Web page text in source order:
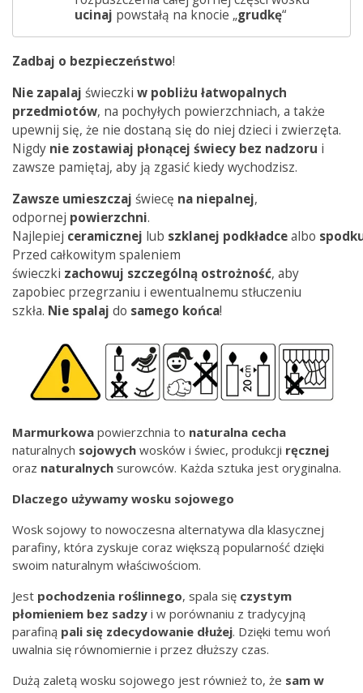
ucinaj powstałą na knocie „grudkę“
Zadbaj o bezpieczeństwo!
Nie zapalaj świeczki w pobliżu łatwopalnych
przedmiotów, na pochyłych powierzchniach, a także
upewnij się, że nie dostaną się do niej dzieci i zwierzęta.
Nigdy nie zostawiaj płonącej świecy bez nadzoru i
zawsze pamiętaj, aby ją zgasić kiedy wychodzisz.
Zawsze umieszczaj świecę na niepalnej,
odpornej powierzchni.
Najlepiej ceramicznej lub szklanej podkładcealbo
Przed całkowitym spaleniem
świeczki zachowuj szczególną ostrożność, aby
zapobiec przegrzaniu i ewentualnemu stłuczeniu
szkła. Nie spalaj do samego końca!
Marmurkowa powierzchnia to naturalna cecha
naturalnych sojowych wosków i świec, produkcji ręcznej
oraz naturalnych surowców. Każda sztuka jest oryginalna.
Dlaczego używamy wosku sojowego
Wosk sojowy to nowoczesna alternatywa dla klasycznej
parafiny, która zyskuje coraz większą popularność dzięki
swoim naturalnym właściwościom.
Jest pochodzenia roślinnego, spala się czystym
płomieniem bez sadzy i w porównaniu z tradycyjną
parafiną pali się zdecydowanie dłużej. Dzięki temu woń
uwalnia się równomiernie i przez dłuższy czas.
Dużą zaletą wosku sojowego jest również to, że sam w